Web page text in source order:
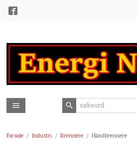
Forside Industri Brennere Håndbrennere